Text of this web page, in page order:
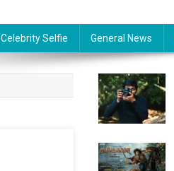
Celebrity Selfie General News